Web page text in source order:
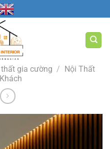
gia cường / Nội Thất